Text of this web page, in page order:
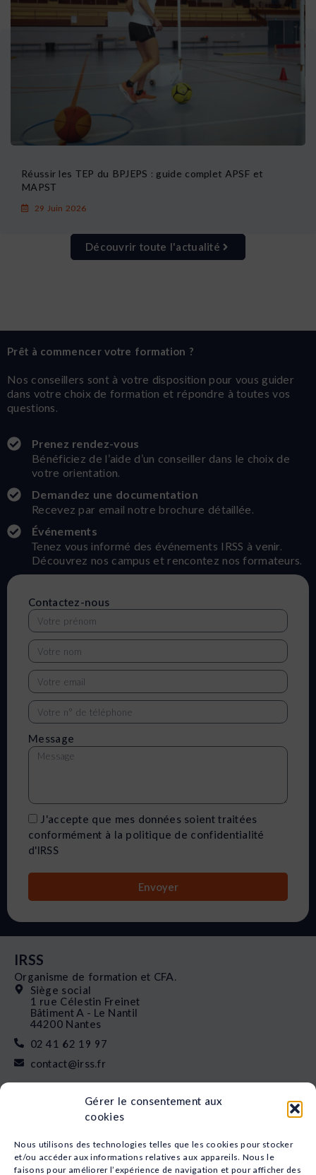
Gérer le consentement aux
cookies
Nous utilisons des technologies telles que les cookies pour stocker
et/ou accéder aux informations relatives aux appareils. Nous le
faisons pour améliorer l’expérience de navigation et pour afficher des
Réussir les TEP du BPJEPS : guide complet APSF et
MAPST
29 Juin 2026
Découvrir toute l'actualité
Prêt à commencer votre formation ?
Nos conseillers sont à votre disposition pour vous guider
dans votre choix de formation et répondre à toutes vos
questions.
Prenez rendez-vous
Bénéficiez de l’aide d’un conseiller dans le choix de
votre orientation.
Demandez une documentation
Recevez par email notre brochure détaillée.
Événements
Tenez vous informé des événements IRSS à venir.
Découvrez nos campus et rencontez nos formateurs.
Contactez-nous
Message
J'accepte que mes données soient traitées
conformément à la politique de confidentialité
d'IRSS
Envoyer
IRSS
Organisme de formation et CFA.
Siège social
1 rue Célestin Freinet
Bâtiment A - Le Nantil
44200 Nantes
02 41 62 19 97
contact@irss.fr
Financement
Qui sommes-nous
Actualités